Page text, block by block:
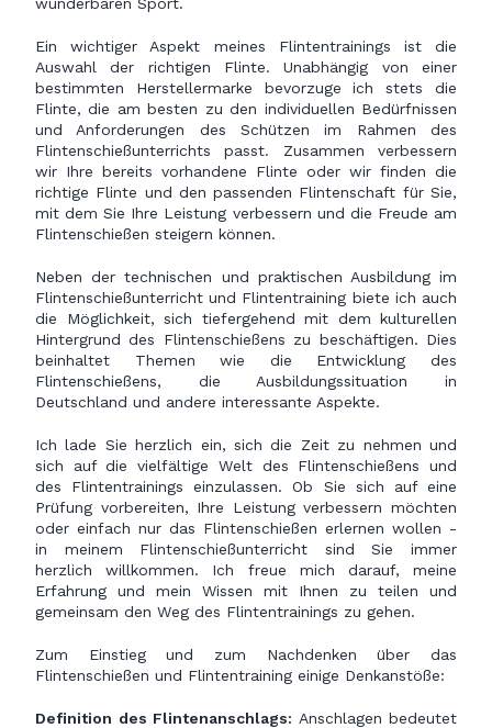
Ein wichtiger Aspekt meines Flintentrainings ist die
Auswahl der richtigen Flinte. Unabhängig von einer
bestimmten Herstellermarke bevorzuge ich stets die
Flinte, die am besten zu den individuellen Bedürfnissen
und Anforderungen des Schützen im Rahmen des
Flintenschießunterrichts passt. Zusammen verbessern
wir Ihre bereits vorhandene Flinte oder wir finden die
richtige Flinte und den passenden Flintenschaft für Sie,
mit dem Sie Ihre Leistung verbessern und die Freude am
Flintenschießen steigern können.
Neben der technischen und praktischen Ausbildung im
Flintenschießunterricht und Flintentraining biete ich auch
die Möglichkeit, sich tiefergehend mit dem kulturellen
Hintergrund des Flintenschießens zu beschäftigen. Dies
beinhaltet Themen wie die Entwicklung des
Flintenschießens, die Ausbildungssituation in
Deutschland und andere interessante Aspekte.
Ich lade Sie herzlich ein, sich die Zeit zu nehmen und
sich auf die vielfältige Welt des Flintenschießens und
des Flintentrainings einzulassen. Ob Sie sich auf eine
Prüfung vorbereiten, Ihre Leistung verbessern möchten
oder einfach nur das Flintenschießen erlernen wollen -
in meinem Flintenschießunterricht sind Sie immer
herzlich willkommen. Ich freue mich darauf, meine
Erfahrung und mein Wissen mit Ihnen zu teilen und
gemeinsam den Weg des Flintentrainings zu gehen.
Zum Einstieg und zum Nachdenken über das
Flintenschießen und Flintentraining einige Denkanstöße:
Definition des Flintenanschlags: Anschlagen bedeutet